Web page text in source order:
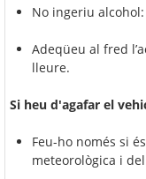
No ingeriu
Adeqüeu al fred
lleure.
Si heu d'agafar el
Feu-ho només si
meteorològica i